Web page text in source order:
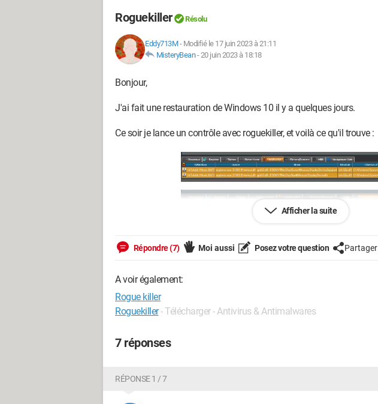
Roguekiller Résolu
Eddy713M- Modifié le 17 juin 2023 à 21:11
MisteryBean-20 juin 2023 à 18:18
Bonjour,
J'ai fait une restauration de Windows 10 il y a quelques jours.
Ce soir je lance un contrôle avec roguekiller, et voilà ce qu'il trouve :
Afficher la suite
Répondre (7) Moi aussi Posez votre question Partager
A voir également:
Rogue killer
Roguekiller- Télécharger - Antivirus & Antimalwares
7 réponses
RÉPONSE 1 / 7